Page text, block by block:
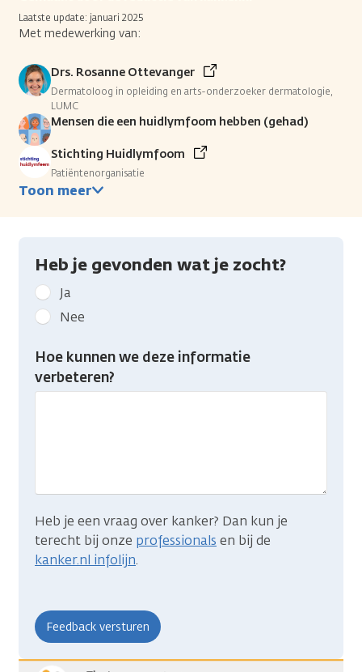
Laatste update: januari 2025
Met medewerking van:
Drs. Rosanne Ottevanger
Dermatoloog in opleiding en arts-onderzoeker dermatologie,
LUMC
Mensen die een huidlymfoom hebben (gehad)
Stichting Huidlymfoom
Patiëntenorganisatie
Toon meer
Heb je gevonden wat je zocht?
Geef
kanker.nl
feedback:
Heb
gevonden
Ja
Nee
Hoe kunnen we deze informatie
verbeteren?
Heb je een vraag over kanker? Dan kun je
terecht bij onze professionals en bij de
kanker.nl infolijn.